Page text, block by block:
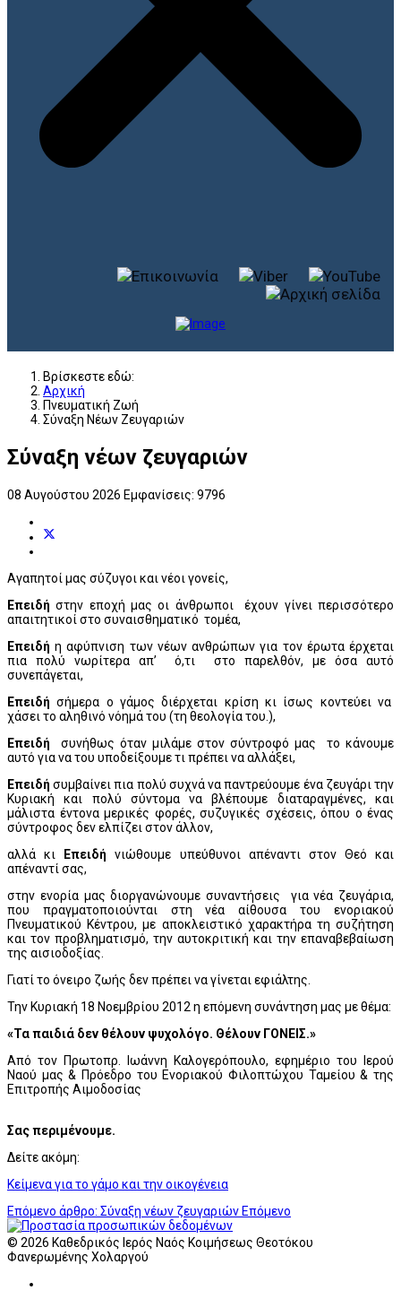
Βρίσκεστε εδώ:
Αρχική
Πνευματική Ζωή
Σύναξη Νέων Ζευγαριών
Σύναξη νέων ζευγαριών
08 Αυγούστου 2026 Εμφανίσεις: 9796
Αγαπητοί μας σύζυγοι και νέοι γονείς,
Επειδή στην εποχή μας οι άνθρωποι έχουν γίνει περισσότερο
απαιτητικοί στο συναισθηματικό τομέα,
Eπειδή η αφύπνιση των νέων ανθρώπων για τον έρωτα έρχεται
πια πολύ νωρίτερα απ’ ό,τι στο παρελθόν, με όσα αυτό
συνεπάγεται,
Επειδή σήμερα ο γάμος διέρχεται κρίση κι ίσως κοντεύει να
χάσει το αληθινό νόημά του (τη θεολογία του.),
Επειδή συνήθως όταν μιλάμε στον σύντροφό μας το κάνουμε
αυτό για να του υποδείξουμε τι πρέπει να αλλάξει,
Επειδή συμβαίνει πια πολύ συχνά να παντρεύουμε ένα ζευγάρι την
Κυριακή και πολύ σύντομα να βλέπουμε διαταραγμένες, και
μάλιστα έντονα μερικές φορές, συζυγικές σχέσεις, όπου ο ένας
σύντροφος δεν ελπίζει στον άλλον,
αλλά κι
Επειδή νιώθουμε υπεύθυνοι απέναντι στον Θεό και
απέναντί σας,
στην ενορία μας διοργανώνουμε συναντήσεις για νέα ζευγάρια,
που πραγματοποιούνται στη νέα αίθουσα του ενοριακού
Πνευματικού Κέντρου, με αποκλειστικό χαρακτήρα τη συζήτηση
και τον προβληματισμό, την αυτοκριτική και την επαναβεβαίωση
της αισιοδοξίας.
Γιατί το όνειρο ζωής δεν πρέπει να γίνεται εφιάλτης.
Την Κυριακή 18 Νοεμβρίου 2012 η επόμενη συνάντηση μας με θέμα:
«Τα παιδιά δεν θέλουν ψυχολόγο. Θέλουν ΓΟΝΕΙΣ.»
Από τον Πρωτoπρ. Ιωάννη Καλογερόπουλο, εφημέριο του Ιερού
Ναού μας & Πρόεδρο του Ενοριακού Φιλοπτώχου Ταμείου & της
Επιτροπής Αιμοδοσίας
Σας περιμένουμε.
Δείτε ακόμη:
Κείμενα για το γάμο και την οικογένεια
Επόμενο άρθρο: Σύναξη νέων ζευγαριών Επόμενο
© 2026 Καθεδρικός Ιερός Ναός Κοιμήσεως Θεοτόκου
Φανερωμένης Χολαργού